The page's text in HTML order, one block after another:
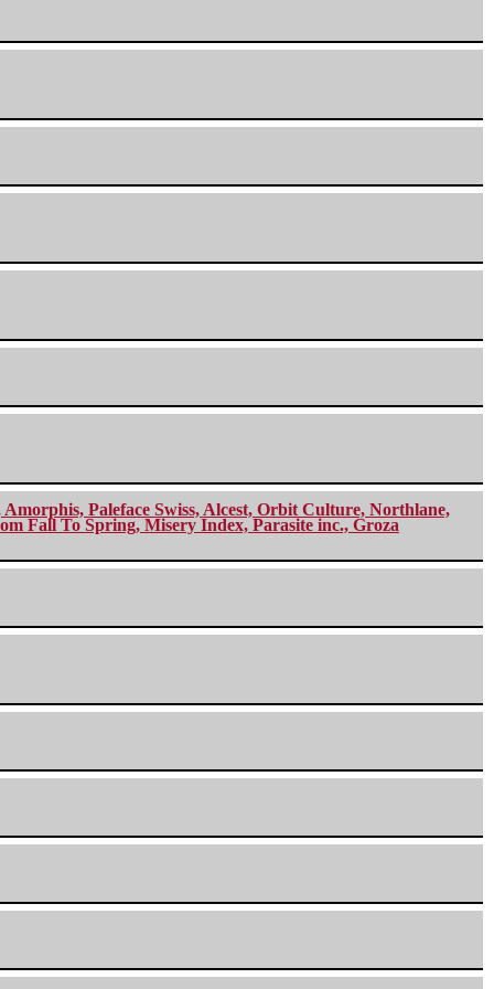
Paleface Swiss, Alcest, Orbit Culture, Northlane,
Fall To Spring, Misery Index, Parasite inc., Groza